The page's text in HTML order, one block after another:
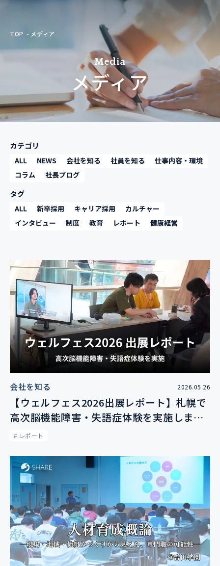
TOP メディア
Media
メディア
カテゴリ
ALL NEWS 会社を知る 社員を知る
仕事内容・環境
コラム
社長ブログ
タグ
ALL 新卒採用 キャリア採用
カルチャー
インタビュー
制度 教育 レポート 健康経営
会社を知る 2026.05.26
【ウェルフェス2026出展レポート】札幌で
高次脳機能障害・失語症体験を実施しまし
た
# レポート